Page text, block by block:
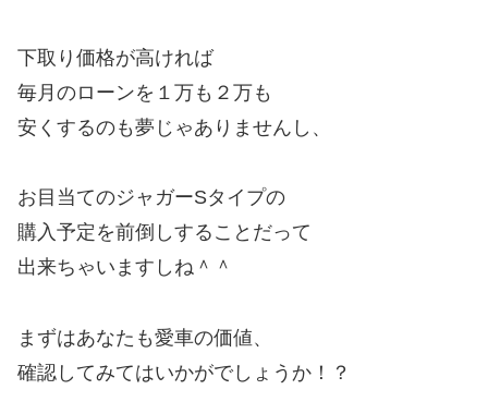
下取り価格が高ければ
毎月のローンを１万も２万も
安くするのも夢じゃありませんし、
お目当てのジャガーSタイプの
購入予定を前倒しすることだって
出来ちゃいますしね＾＾
まずはあなたも愛車の価値、
確認してみてはいかがでしょうか！？